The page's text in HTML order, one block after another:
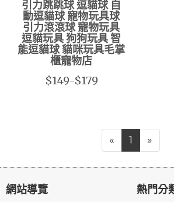
引力跳跳球 逗貓球 自
動逗貓球 寵物玩具球
引力滾滾球 寵物玩具
逗貓玩具 狗狗玩具 智
能逗貓球 貓咪玩具毛掌
櫃寵物店
$149-$179
« 1 »
網站導覽 熱門分